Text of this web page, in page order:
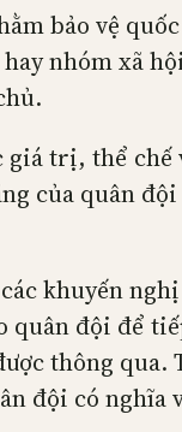
bảo vệ
nhóm xã
trị, thể
của quân
khuyến
đội để
thông
đội có